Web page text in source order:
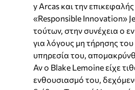
y Arcas και την
«Responsible Innovation»
τούτων, στην συνέχεια ο
για λόγους μη τήρησης
υπηρεσία του,
Αν ο Blake Lemoine είχε
ενθουσιασμό του,